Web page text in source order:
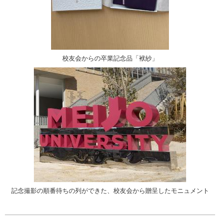
校友会からの卒業記念品「袱紗」
記念撮影の順番待ちの列ができた、校友会から贈呈したモニュメント